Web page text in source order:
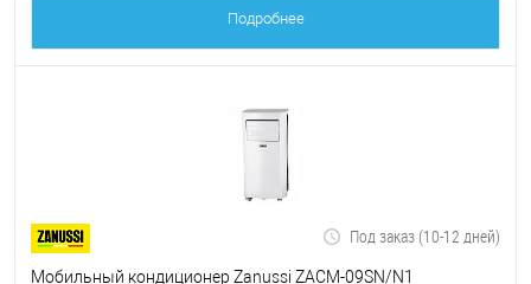
Подробнее
Под заказ (10-12 дней)
Мобильный кондиционер Zanussi ZACM-09SN/N1